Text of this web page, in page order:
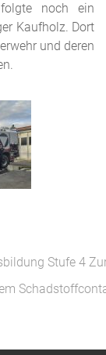
noch ein
Kaufholz. Dort
und deren
Stufe 4